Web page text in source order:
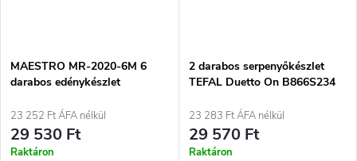
MAESTRO MR-2020-6M 6
darabos edénykészlet
23 252 Ft ÁFA nélkül
29 530 Ft
Raktáron
2 darabos serpenyőkészlet
TEFAL Duetto On B866S234
23 283 Ft ÁFA nélkül
29 570 Ft
Raktáron